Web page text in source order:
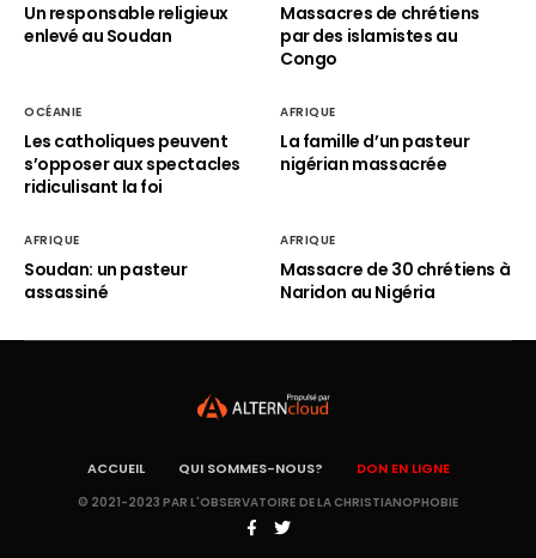
Un responsable religieux
enlevé au Soudan
Massacres de chrétiens
par des islamistes au
Congo
OCÉANIE
Les catholiques peuvent
s’opposer aux spectacles
ridiculisant la foi
AFRIQUE
La famille d’un pasteur
nigérian massacrée
AFRIQUE
Soudan: un pasteur
assassiné
AFRIQUE
Massacre de 30 chrétiens à
Naridon au Nigéria
ACCUEIL QUI SOMMES-NOUS? DON EN LIGNE
© 2021-2023 PAR L'OBSERVATOIRE DE LA CHRISTIANOPHOBIE